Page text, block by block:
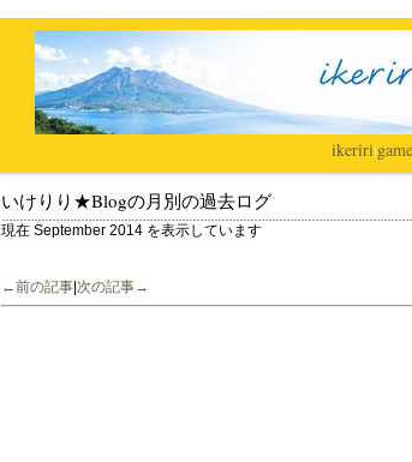
ikeriri|
いけりり★Blogの月別の過去ログ
現在 September 2014 を表示しています
←前の記事 次の記事→